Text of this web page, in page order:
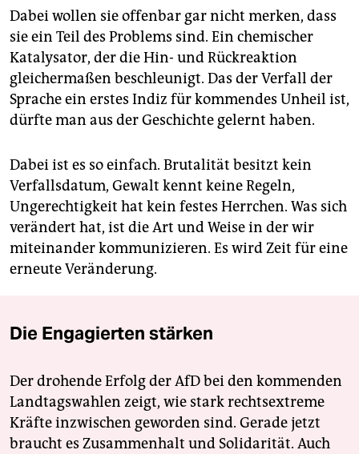
Dabei wollen sie offenbar gar nicht merken, dass
sie ein Teil des Problems sind. Ein chemischer
Katalysator, der die Hin- und Rückreaktion
gleichermaßen beschleunigt. Das der Verfall der
Sprache ein erstes Indiz für kommendes Unheil ist,
dürfte man aus der Geschichte gelernt haben.
Dabei ist es so einfach. Brutalität besitzt kein
Verfallsdatum, Gewalt kennt keine Regeln,
Ungerechtigkeit hat kein festes Herrchen. Was sich
verändert hat, ist die Art und Weise in der wir
miteinander kommunizieren. Es wird Zeit für eine
erneute Veränderung.
Die Engagierten stärken
Der drohende Erfolg der AfD bei den kommenden
Landtagswahlen zeigt, wie stark rechtsextreme
Kräfte inzwischen geworden sind. Gerade jetzt
braucht es Zusammenhalt und Solidarität. Auch